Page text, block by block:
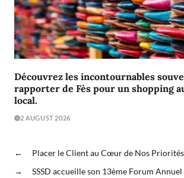
Découvrez les incontournables
rapporter de Fès pour un shopping
local.
2 AUGUST 2026
←
Placer le Client au Cœur de Nos
→
SSSD accueille son 13ème Forum Annuel